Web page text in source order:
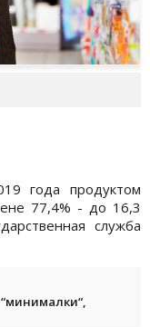
года продуктом
77,4% - до 16,3
служба